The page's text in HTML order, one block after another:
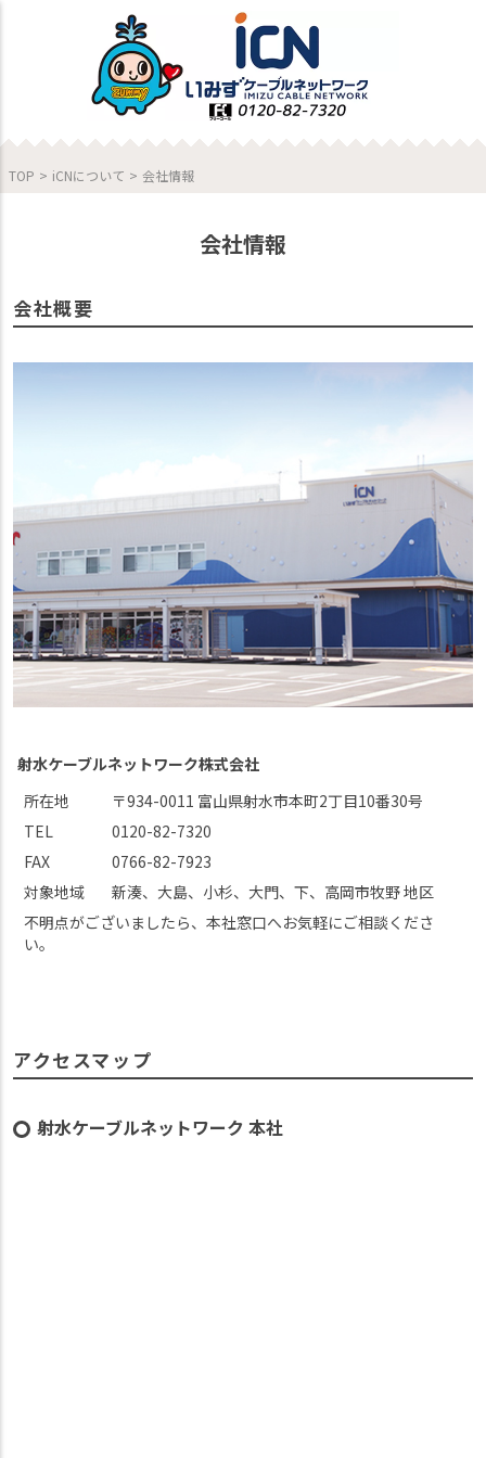
TOP > iCNについて > 会社情報
会社情報
会社概要
射水ケーブルネットワーク株式会社
所在地
〒934-0011 富山県射水市本町2丁目10番30号
TEL
0120-82-7320
FAX
0766-82-7923
対象地域
新湊、大島、小杉、大門、下、高岡市牧野 地区
不明点がございましたら、本社窓口へお気軽にご相談くださ
い。
アクセスマップ
射水ケーブルネットワーク 本社